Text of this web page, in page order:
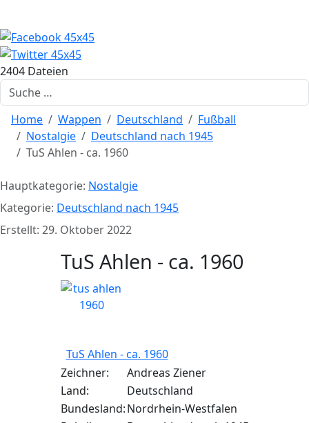
2404 Dateien
Suchen
Home Wappen Deutschland
Fußball
Nostalgie
Deutschland nach 1945
TuS Ahlen - ca. 1960
Hauptkategorie: Nostalgie
Kategorie: Deutschland nach 1945
Erstellt: 29. Oktober 2022
TuS Ahlen - ca. 1960
TuS Ahlen - ca. 1960
Zeichner:
Andreas Ziener
Land:
Deutschland
Bundesland:Nordrhein-Westfalen